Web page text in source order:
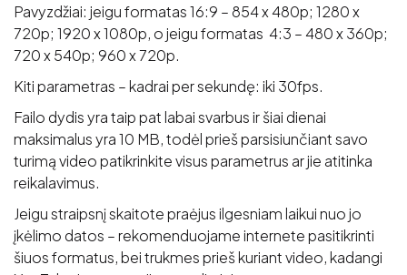
Pavyzdžiai: jeigu formatas 16:9 – 854 x 480p; 1280 x
720p; 1920 x 1080p, o jeigu formatas 4:3 – 480 x 360p;
720 x 540p; 960 x 720p.
Kiti parametras – kadrai per sekundę: iki 30fps.
Failo dydis yra taip pat labai svarbus ir šiai dienai
maksimalus yra 10 MB, todėl prieš parsisiunčiant savo
turimą video patikrinkite visus parametrus ar jie atitinka
reikalavimus.
Jeigu straipsnį skaitote praėjus ilgesniam laikui nuo jo
įkėlimo datos – rekomenduojame internete pasitikrinti
šiuos formatus, bei trukmes prieš kuriant video, kadangi